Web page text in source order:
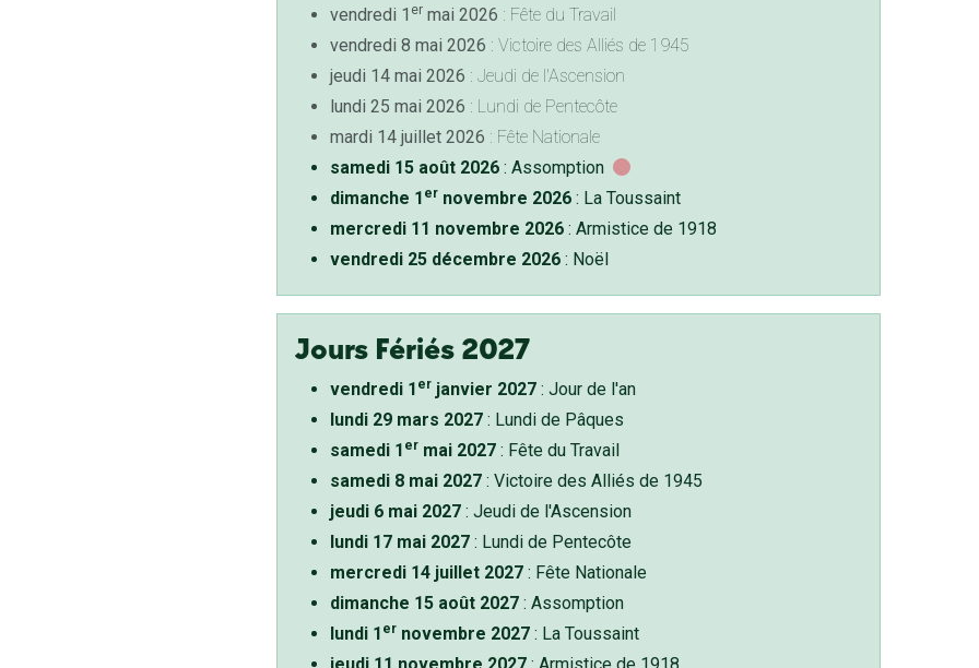
vendredi 1 ermai 2026 : Fête du Travail
vendredi 8 mai 2026 : Victoire des Alliés de 1945
jeudi 14 mai 2026 : Jeudi de l'Ascension
lundi 25 mai 2026 : Lundi de Pentecôte
mardi 14 juillet 2026 : Fête Nationale
samedi 15 août 2026: Assomption
dimanche 1 ernovembre 2026: La Toussaint
mercredi 11 novembre 2026: Armistice de 1918
vendredi 25 décembre 2026: Noël
Jours Fériés 2027
vendredi 1 erjanvier 2027: Jour de l'an
lundi 29 mars 2027: Lundi de Pâques
samedi 1 ermai 2027: Fête du Travail
samedi 8 mai 2027: Victoire des Alliés de 1945
jeudi 6 mai 2027: Jeudi de l'Ascension
lundi 17 mai 2027: Lundi de Pentecôte
mercredi 14 juillet 2027: Fête Nationale
dimanche 15 août 2027: Assomption
lundi 1 ernovembre 2027: La Toussaint
jeudi 11 novembre 2027: Armistice de 1918